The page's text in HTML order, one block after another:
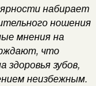
набирает
ношения
мнения на
что
здоровья зубов,
неизбежным.